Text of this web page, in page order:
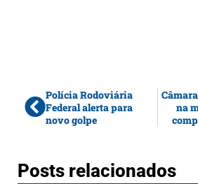
Polícia Rodoviária
Federal alerta para
novo golpe
na
Posts relacionados